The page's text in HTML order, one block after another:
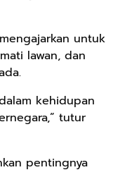
untuk
lawan, dan
kehidupan
tutur
pentingnya